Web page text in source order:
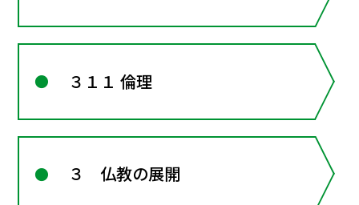
３１１ 倫理
３ 仏教の展開